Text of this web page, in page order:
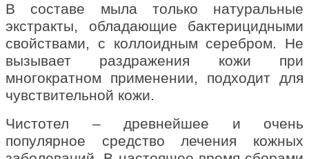
В составе мыла только натуральные
экстракты, обладающие бактерицидными
свойствами, с коллоидным серебром. Не
вызывает раздражения кожи при
многократном применении, подходит для
чувствительной кожи.
Чистотел – древнейшее и очень
популярное средство лечения кожных